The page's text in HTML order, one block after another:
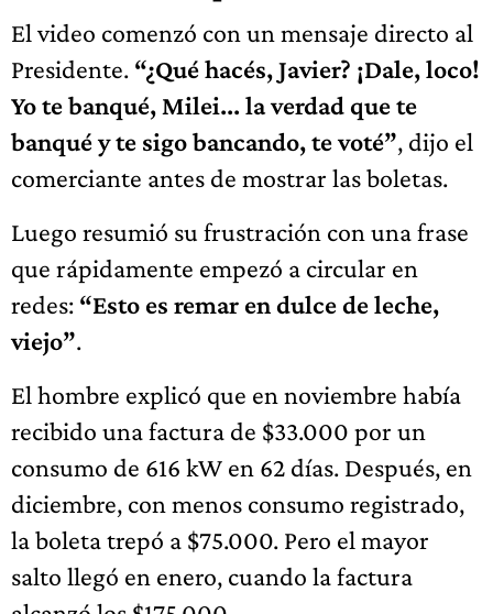
El video comenzó con un mensaje directo al
Presidente. “¿Qué hacés, Javier? ¡Dale, loco!
Yo te banqué, Milei... la verdad que te
banqué y te sigo bancando, te voté”, dijo el
comerciante antes de mostrar las boletas.
Luego resumió su frustración con una frase
que rápidamente empezó a circular en
redes: “Esto es remar en dulce de leche,
viejo”.
El hombre explicó que en noviembre había
recibido una factura de $33.000 por un
consumo de 616 kW en 62 días. Después, en
diciembre, con menos consumo registrado,
la boleta trepó a $75.000. Pero el mayor
salto llegó en enero, cuando la factura